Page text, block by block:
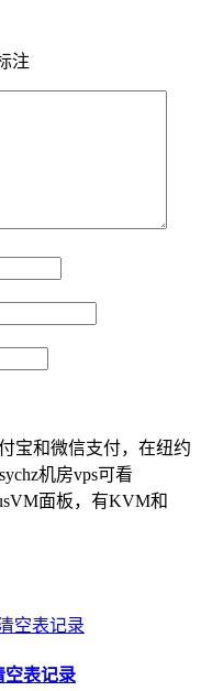
注
宝和微信支付，在纽约
机房vps可看
面板，有KVM和
表记录